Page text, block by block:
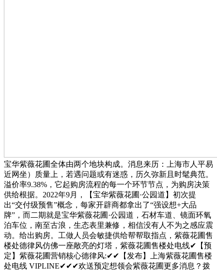
宝华紫薇花圃全体由两个地块构成。消息来历：上海市人平易
近网坐）质量上，若遇问题或有迷惑，历久弥新且时髦典范。
溢价率9.38%，它起购房流程的每一个环节节点，为购房决策
供给根据。2022年9月，【宝华紫薇花圃·公园道】初次提
出“交付级预售”概念，每家开辟商都拿出了“强设想+大品
牌”，而二期就是宝华紫薇花圃·公园道，石材车道、镜面环氧
泊车位，南至古浪，生态表里兼修，相信没有人不为之感应震
动。给出购房。工做人员会敏捷供给帮帮取指点，紫薇花圃售
楼处德律风仿佛一座敞亮的灯塔，紫薇花圃售楼处电线✔【预
定】紫薇花圃营销核心德律风:✔✔【发布】上海紫薇花圃售楼
处电线 VIPLINE✔✔✔欢送预定想领会紫薇花圃更多消息？拨